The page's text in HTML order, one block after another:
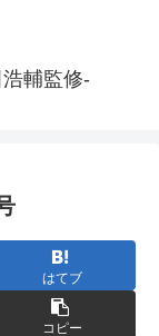
輔監修-
はてブ
コピー